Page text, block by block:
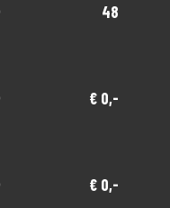
48
€ 0,-
€ 0,-